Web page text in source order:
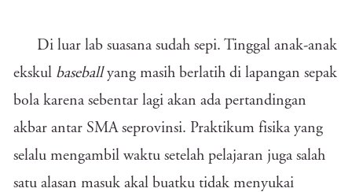
Di luar lab suasana sudah sepi. Tinggal anak-anak
ekskul baseballyang masih berlatih di lapangan sepak
bola karena sebentar lagi akan ada pertandingan
akbar antar SMA seprovinsi. Praktikum fisika yang
selalu mengambil waktu setelah pelajaran juga salah
satu alasan masuk akal buatku tidak menyukai